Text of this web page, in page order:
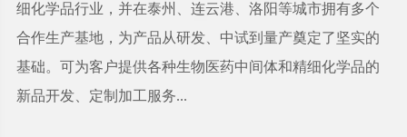
细化学品行业，并在泰州、连云港、洛阳等城市拥有多个
合作生产基地，为产品从研发、中试到量产奠定了坚实的
基础。可为客户提供各种生物医药中间体和精细化学品的
新品开发、定制加工服务...